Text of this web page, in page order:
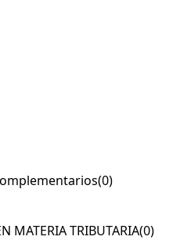
(0)
MATERIA TRIBUTARIA(0)